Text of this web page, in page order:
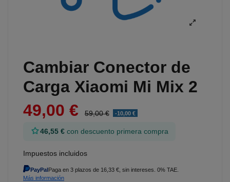
Cambiar Conector de
Carga Xiaomi Mi Mix 2
49,00 €
59,00 € -10,00 €
46,55 € con descuento primera compra
Impuestos incluidos
PayPalPaga en 3 plazos de 16,33 €, sin intereses. 0% TAE.
Más información